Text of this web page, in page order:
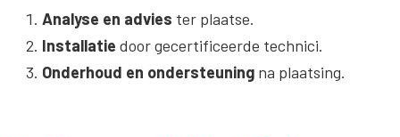
Analyse en advies ter plaatse.
Installatie door gecertificeerde technici.
Onderhoud en ondersteuning na plaatsing.